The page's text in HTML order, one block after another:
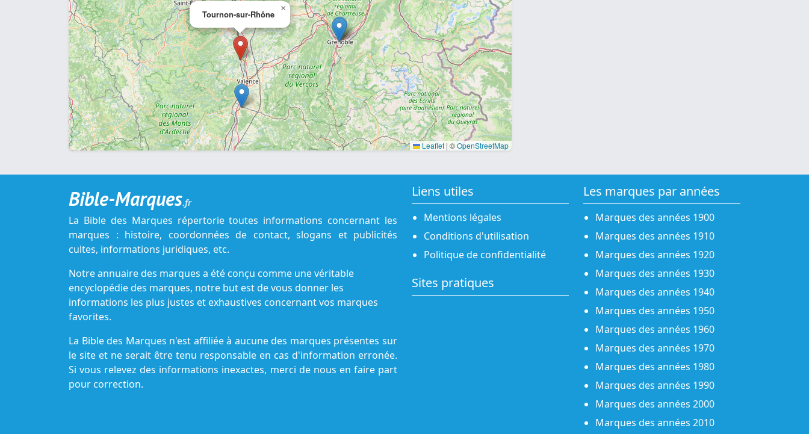
Tournon-sur-Rhône
×
Leaflet | ©OpenStreetMap
Bible-Marques.fr
La Bible des Marques répertorie toutes informations concernant les
marques : histoire, coordonnées de contact, slogans et publicités
cultes, informations juridiques, etc.
Notre annuaire des marques a été conçu comme une véritable
encyclopédie des marques, notre but est de vous donner les
informations les plus justes et exhaustives concernant vos marques
favorites.
La Bible des Marques n'est affiliée à aucune des marques présentes sur
le site et ne serait être tenu responsable en cas d'information erronée.
Si vous relevez des informations inexactes, merci de nous en faire part
pour correction.
Liens utiles
Mentions légales
Conditions d'utilisation
Politique de confidentialité
Sites pratiques
Les marques par années
Marques des années 1900
Marques des années 1910
Marques des années 1920
Marques des années 1930
Marques des années 1940
Marques des années 1950
Marques des années 1960
Marques des années 1970
Marques des années 1980
Marques des années 1990
Marques des années 2000
Marques des années 2010